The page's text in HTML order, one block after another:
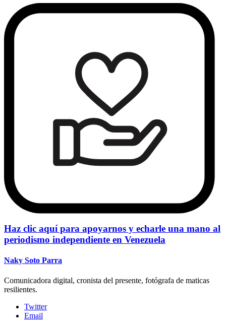
Haz clic aquí para apoyarnos y echarle una mano al
periodismo independiente en Venezuela
Naky Soto Parra
Comunicadora digital, cronista del presente, fotógrafa de maticas
resilientes.
Twitter
Email